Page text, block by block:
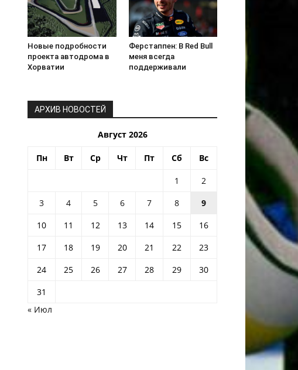
Новые подробности
проекта автодрома в
Хорватии
Ферстаппен: В Red Bull
меня всегда
поддерживали
АРХИВ НОВОСТЕЙ
Август 2026
Пн Вт Ср Чт Пт Сб Вс
1
2
3
4 5 6 7 8
9
10
11 12 13 14 15
16
17
18 19 20 21 22
23
24
25 26 27 28 29
30
31
« Июл